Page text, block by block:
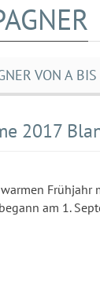
VON A
2017
am 1.